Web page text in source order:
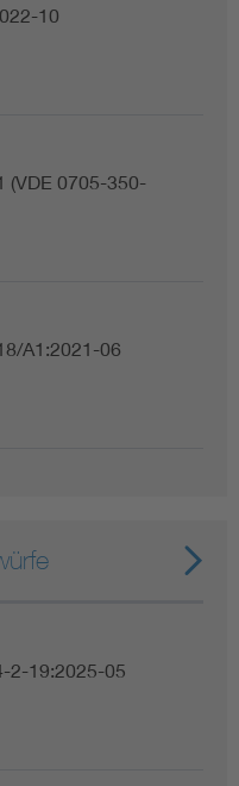
10
(VDE 0705-350-
A1:2021-06
2-19:2025-05